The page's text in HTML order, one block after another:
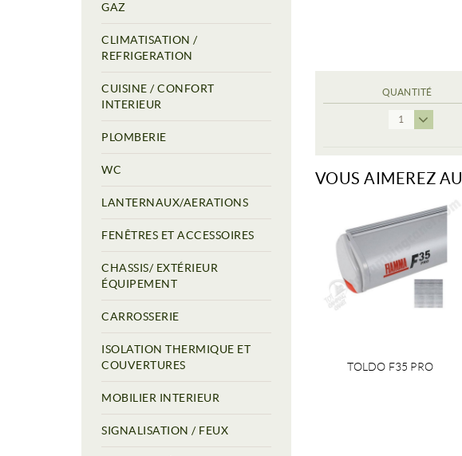
GAZ
CLIMATISATION /
REFRIGERATION
CUISINE / CONFORT
INTERIEUR
PLOMBERIE
WC
LANTERNAUX/AERATIONS
FENÊTRES ET ACCESSOIRES
CHASSIS/ EXTÉRIEUR
ÉQUIPEMENT
CARROSSERIE
ISOLATION THERMIQUE ET
COUVERTURES
MOBILIER INTERIEUR
SIGNALISATION / FEUX
QUANTITÉ
1
VOUS AIMEREZ
TOLDO F35 PRO